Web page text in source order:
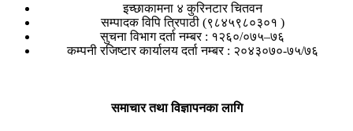
इच्छाकामना ४ कुरिनटार चितवन
सम्पादक विपि त्रिपाठी (९८४५९८०३०१ )
सुचना विभाग दर्ता नम्बर : १२६०/०७५–७६
कम्पनी रजिष्टार कार्यालय दर्ता नम्बर : २०४३०७०-७५/७६
समाचार तथा विज्ञापनका लागि